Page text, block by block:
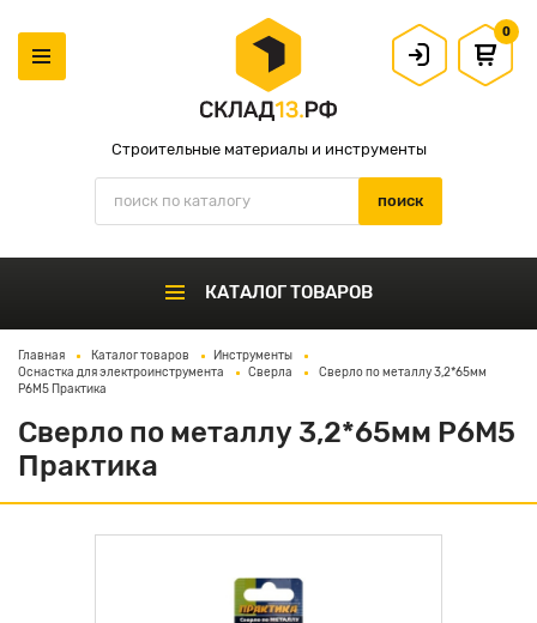
Строительные материалы и инструменты
0
КАТАЛОГ ТОВАРОВ
Главная Каталог товаров
Инструменты
Оснастка для электроинструмента
Сверла
Сверло по металлу 3,2*65мм
Р6М5 Практика
Сверло по металлу 3,2*65мм Р6М5
Практика